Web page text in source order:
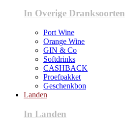
In Overige Dranksoorten
Port Wine
Orange Wine
GIN & Co
Softdrinks
CASHBACK
Proefpakket
Geschenkbon
Landen
In Landen